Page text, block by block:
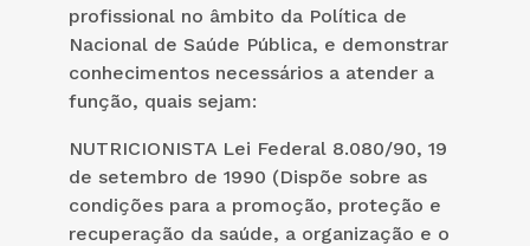
profissional no âmbito da Política de
Nacional de Saúde Pública, e demonstrar
conhecimentos necessários a atender a
função, quais sejam:
NUTRICIONISTA Lei Federal 8.080/90, 19
de setembro de 1990 (Dispõe sobre as
condições para a promoção, proteção e
recuperação da saúde, a organização e o